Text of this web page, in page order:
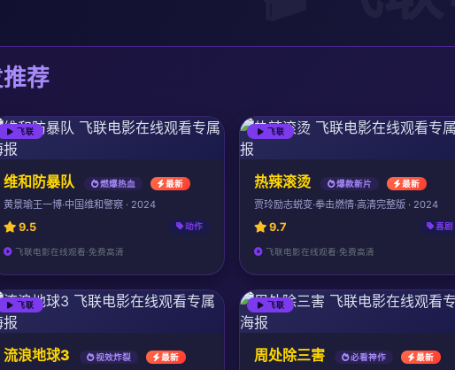
荐
飞联
维和防暴队 燃爆热血 最新
黄景瑜王一博·中国维和警察 · 2024
9.5 动作
飞联电影在线观看·免费高清
飞联
热辣滚烫 爆款新片 最新
贾玲励志蜕变·拳击燃情·高清完整版 · 2024
9.7 喜剧
飞联电影在线观看·免费高清
飞联
流浪地球3 视效炸裂 最新
飞联
周处除三害 必看神作 最新